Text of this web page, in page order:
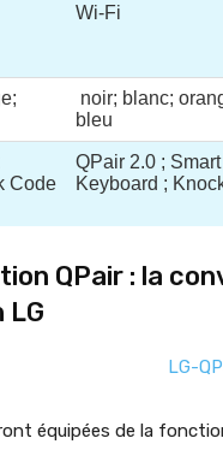
Wi-Fi
noir; blanc;
bleu
Code
QPair 2.0 ; Smart
Keyboard ;
QPair : la
équipées de la